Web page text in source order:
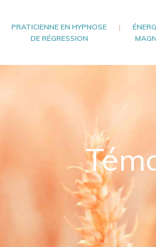
PRATICIENNE EN HYPNOSE
DE RÉGRESSION
|